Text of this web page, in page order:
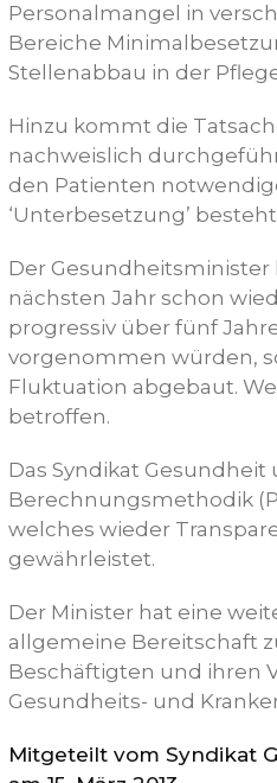
Personalmangel in
Bereiche
Stellenabbau in der
Hinzu kommt die
nachweislich
den Patienten
‘Unterbesetzung’
Der Gesundheitsminister
nächsten Jahr schon
progressiv über fünf
vorgenommen würden,
Fluktuation abgebaut.
betroffen.
Das Syndikat Gesundheit
Berechnungsmethodik
welches wieder
gewährleistet.
Der Minister hat eine
allgemeine Bereitschaft
Beschäftigten und ihren
Gesundheits- und
Mitgeteilt vom Syndikat